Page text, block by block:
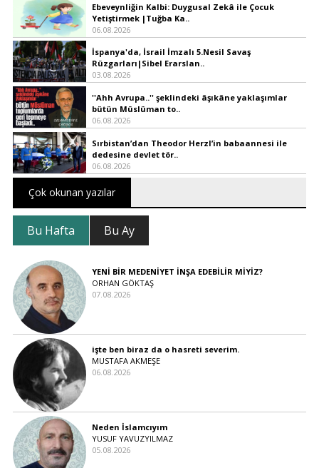
Ebeveynliğin Kalbi: Duygusal Zekâ ile Çocuk
Yetiştirmek |Tuğba Ka..
06.08.2026
İspanya'da, İsrail İmzalı 5.Nesil Savaş
Rüzgarları|Sibel Erarslan..
03.08.2026
''Ahh Avrupa..'' şeklindeki âşıkâne yaklaşımlar
bütün Müslüman to..
06.08.2026
Sırbistan’dan Theodor Herzl’in babaannesi ile
dedesine devlet tör..
06.08.2026
Çok okunan yazılar
Bu Hafta Bu Ay
YENİ BİR MEDENİYET İNŞA EDEBİLİR MİYİZ?
ORHAN GÖKTAŞ
07.08.2026
işte ben biraz da o hasreti severim.
MUSTAFA AKMEŞE
06.08.2026
Neden İslamcıyım
YUSUF YAVUZYILMAZ
05.08.2026